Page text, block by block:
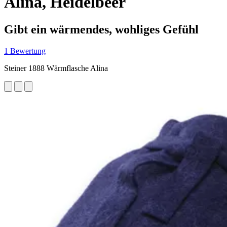
Gibt ein wärmendes, wohliges Gefühl
1 Bewertung
Steiner 1888 Wärmflasche Alina